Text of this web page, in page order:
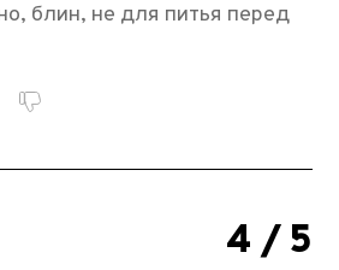
блин, не для питья перед
4 / 5